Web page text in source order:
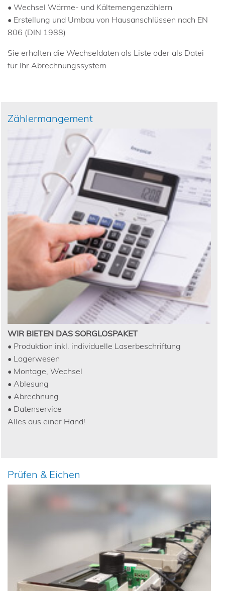
• Wechsel Wärme- und Kältemengenzählern
• Erstellung und Umbau von Hausanschlüssen nach EN
806 (DIN 1988)
Sie erhalten die Wechseldaten als Liste oder als Datei
für Ihr Abrechnungssystem
Zählermangement
WIR BIETEN DAS SORGLOSPAKET
• Produktion inkl. individuelle Laserbeschriftung
• Lagerwesen
• Montage, Wechsel
• Ablesung
• Abrechnung
• Datenservice
Alles aus einer Hand!
Prüfen & Eichen